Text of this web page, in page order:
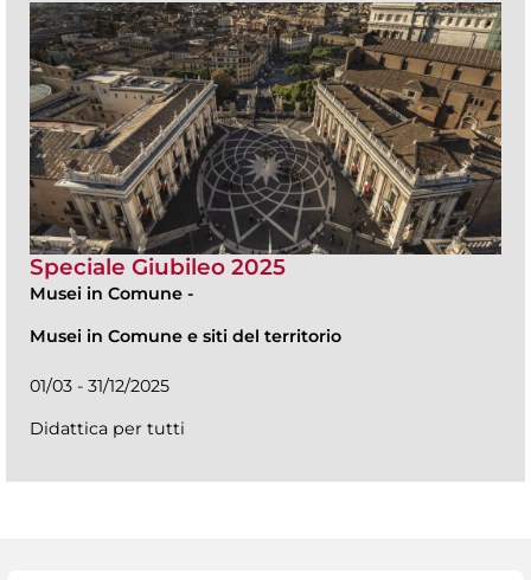
Speciale Giubileo 2025
Musei in Comune -
Musei in Comune e siti del territorio
01/03 - 31/12/2025
Didattica per tutti